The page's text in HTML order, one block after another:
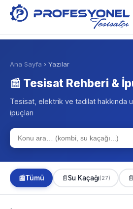
Ana Sayfa › Yazılar
📰 Tesisat Rehberi &
Tesisat, elektrik ve tadilat hakkında
ipuçları
📰Tümü 📄Su Kaçağı(27) 📄